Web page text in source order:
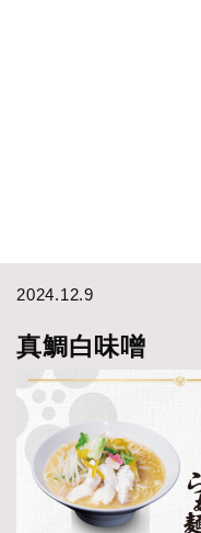
2024.12.9
真鯛白味噌